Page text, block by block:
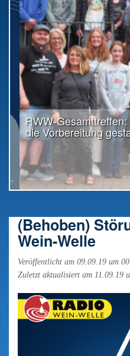
RWW-Gesamttreffen:
die Vorbereitung
(Behoben)
Wein-Welle
Veröffentlicht am 09.09.19 um
Zuletzt aktualisiert am 11.09.19